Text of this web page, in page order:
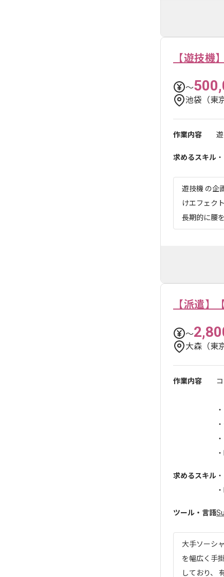
【遊技機
〜
池袋（東
作業内容
求めるスキル
遊技機 の企
けエフェク
長期的に腰
【派遣】
〜
大森（東
作業内容
求めるスキル
ツール・言語
大手ソーシ
を幅広く手
しており、